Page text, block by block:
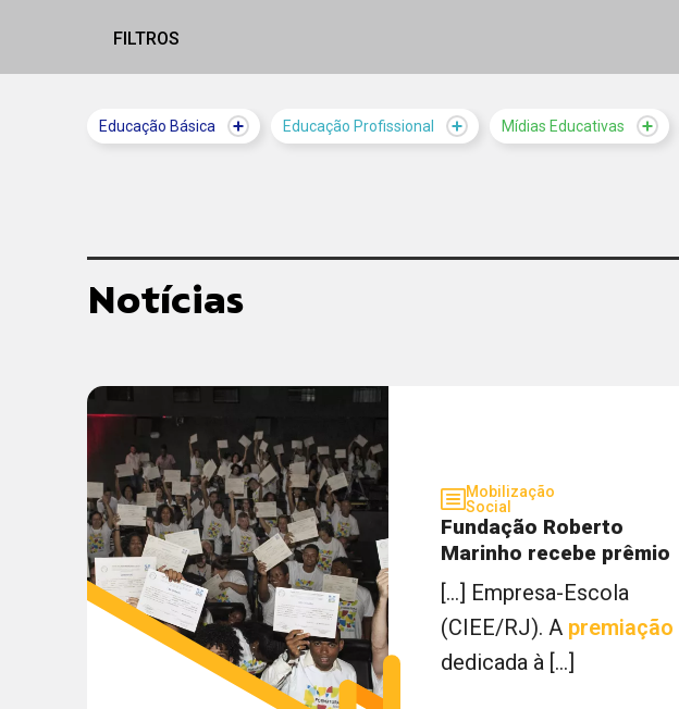
FILTROS
Educação Básica Educação Profissional Mídias Educativas
Notícias
Mobilização
Social
Fundação Roberto
Marinho recebe prêmio
[...] Empresa-Escola
(CIEE/RJ). A premiação
dedicada à [...]